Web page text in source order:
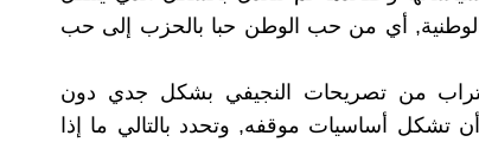
الوطنية, أي من حب الوطن حبا بالحزب إلى حب
من تصريحات النجيفي بشكل جدي دون
تشكل أساسيات موقفه, وتحدد بالتالي ما إذا